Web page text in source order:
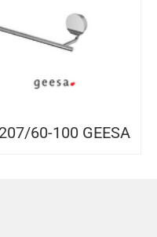
60-100 GEESA